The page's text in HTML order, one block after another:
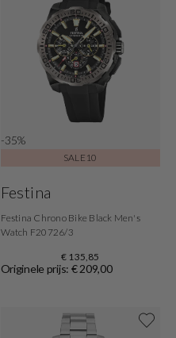
-35%
SALE10
Festina
Festina Chrono Bike Black Men's
Watch F20726/3
€ 135,85
Originele prijs: € 209,00